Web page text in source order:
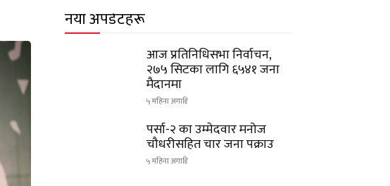
नयाँ अपडेटहरू
आज प्रतिनिधिसभा निर्वाचन,
२७५ सिटका लागि ६५४१ जना
मैदानमा
५ महिना अगाडि
पर्सा-२ का उम्मेदवार मनोज
चौधरीसहित चार जना पक्राउ
५ महिना अगाडि